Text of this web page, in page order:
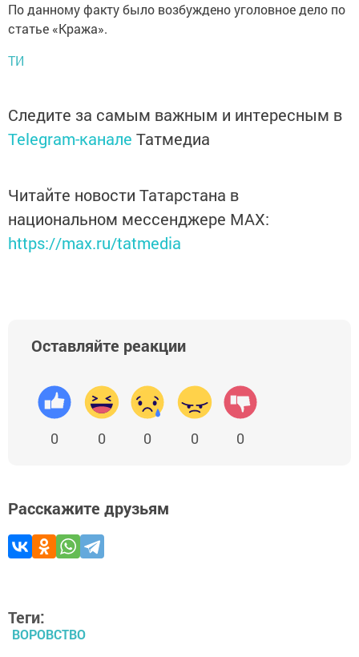
По данному факту было возбуждено уголовное дело по
статье «Кража».
ТИ
Следите за самым важным и интересным в
Telegram-канале Татмедиа
Читайте новости Татарстана в
национальном мессенджере MАХ:
https://max.ru/tatmedia
Оставляйте реакции
0 0 0 0 0
Расскажите друзьям
Теги:
ВОРОВСТВО